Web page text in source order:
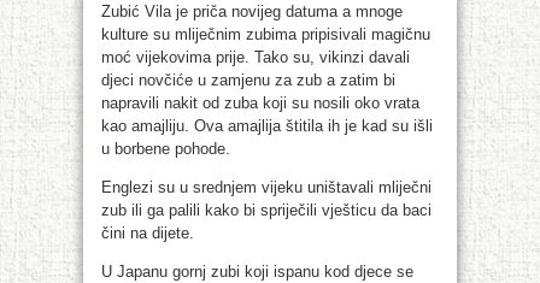
Zubić Vila je priča novijeg datuma a mnoge
kulture su mliječnim zubima pripisivali magičnu
moć vijekovima prije. Tako su, vikinzi davali
djeci novčiće u zamjenu za zub a zatim bi
napravili nakit od zuba koji su nosili oko vrata
kao amajliju. Ova amajlija štitila ih je kad su išli
u borbene pohode.
Englezi su u srednjem vijeku uništavali mliječni
zub ili ga palili kako bi spriječili vješticu da baci
čini na dijete.
U Japanu gornj zubi koji ispanu kod djece se